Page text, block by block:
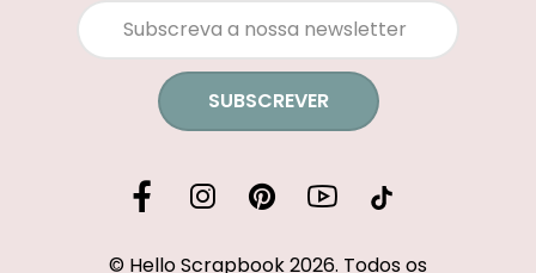
SUBSCREVER
© Hello Scrapbook 2026. Todos os